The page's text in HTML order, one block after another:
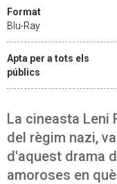
Format
Blu-Ray
Apta per a tots els
públics
La cineasta Leni
del règim nazi,
d'aquest drama
amoroses en